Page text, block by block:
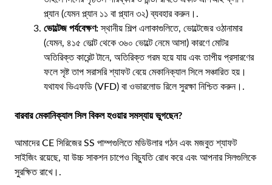
প্ল্যান (যেমন প্ল্যান ১১ বা প্ল্যান ৩২) ব্যবহার করুন।.
ভোল্টেজ পর্যবেক্ষণ:স্থানীয় শিল্প এলাকাগুলিতে, ভোল্টেজের ওঠানামার
(যেমন, ৪১৫ ভোল্ট থেকে ৩৬০ ভোল্টে নেমে আসা) কারণে মোটর
অতিরিক্ত কারেন্ট টানে, অতিরিক্ত গরম হয়ে যায় এবং তাপীয় প্রসারণের
ফলে সৃষ্ট তাপ সরাসরি শ্যাফট বেয়ে মেকানিক্যাল সিলে সঞ্চারিত হয়।
যথাযথ ভিএফডি (VFD) বা ওভারলোড রিলে সুরক্ষা নিশ্চিত করুন।.
বারবার মেকানিক্যাল সিল বিকল হওয়ার সমস্যায় ভুগছেন?
আমাদের CE সিরিজের SS পাম্পগুলিতে মডিউলার গঠন এবং মজবুত শ্যাফট
সাইজিং রয়েছে, যা উচ্চ সাকশন চাপেও বিচ্যুতি রোধ করে এবং আপনার সিলগুলিকে
সুরক্ষিত রাখে।.